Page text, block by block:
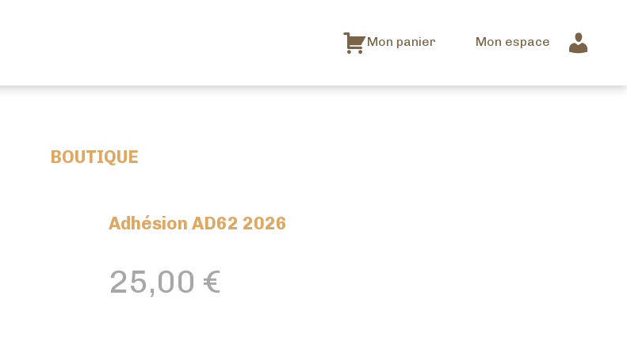
Mon panier Mon espace
BOUTIQUE
Adhésion AD62 2026
25,00 €